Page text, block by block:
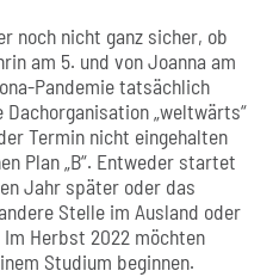
noch nicht ganz sicher, ob
am 5. und von Joanna am
Pandemie tatsächlich
„weltwärts“
Termin nicht eingehalten
Plan „B“. Entweder startet
Jahr später oder das
Stelle im Ausland oder
Herbst 2022 möchten
Studium beginnen.